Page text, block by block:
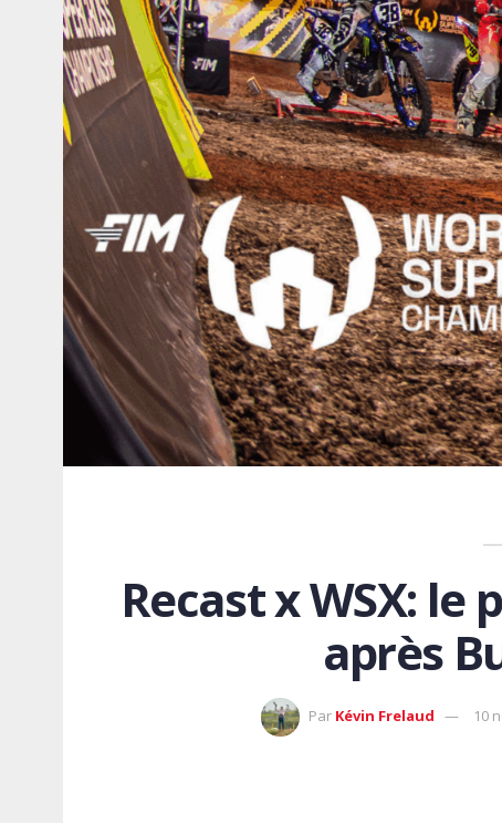
Recast x WSX: le
après
Par Kévin Frelaud 10